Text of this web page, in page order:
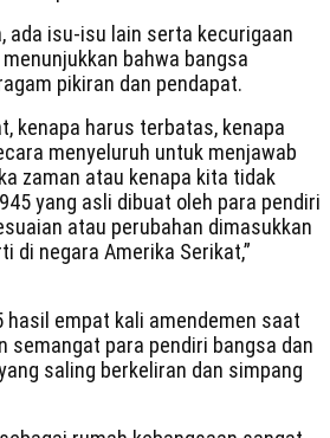
ada isu-isu lain serta kecurigaan
bahwa bangsa
pikiran dan pendapat.
kenapa harus terbatas, kenapa
menyeluruh untuk menjawab
zaman atau kenapa kita tidak
yang asli dibuat oleh para pendiri
atau perubahan dimasukkan
di negara Amerika Serikat,”
hasil empat kali amendemen saat
semangat para pendiri bangsa dan
saling berkeliran dan simpang